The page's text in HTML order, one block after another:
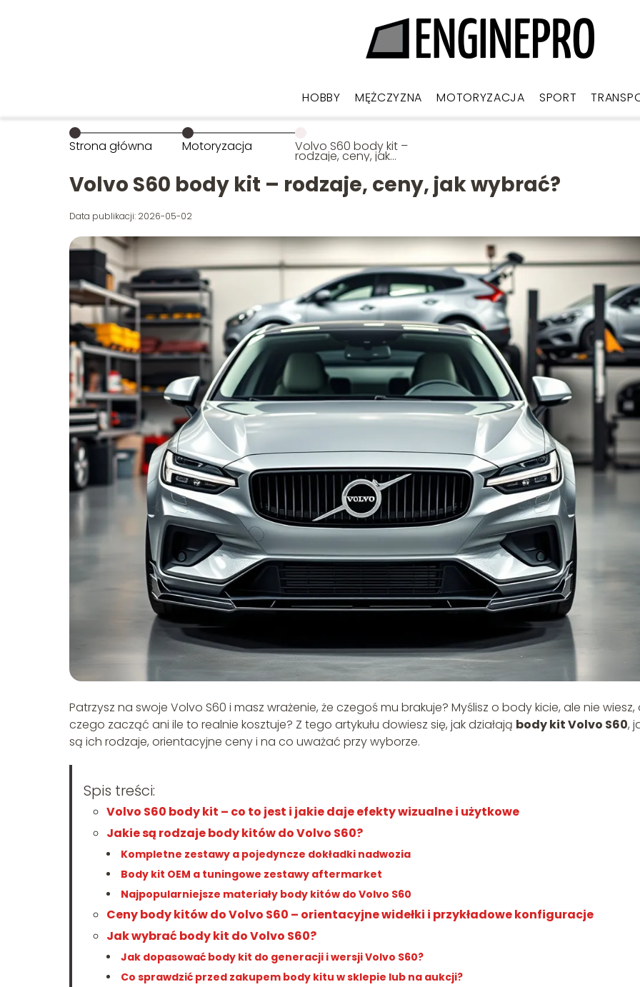
HOBBY MĘŻCZYZNA MOTORYZACJA SPORT
Strona główna Motoryzacja Volvo S60 body kit –
rodzaje, ceny, jak
wybrać?
Volvo S60 body kit – rodzaje, ceny, jak wybrać?
Data publikacji: 2026-05-02
Patrzysz na swoje Volvo S60 i masz wrażenie, że czegoś mu brakuje? Myślisz o body kicie, ale nie wiesz,
czego zacząć ani ile to realnie kosztuje? Z tego artykułu dowiesz się, jak działają body kit Volvo S60,
są ich rodzaje, orientacyjne ceny i na co uważać przy wyborze.
Spis treści:
Volvo S60 body kit – co to jest i jakie daje efekty wizualne i użytkowe
Jakie są rodzaje body kitów do Volvo S60?
Kompletne zestawy a pojedyncze dokładki nadwozia
Body kit OEM a tuningowe zestawy aftermarket
Najpopularniejsze materiały body kitów do Volvo S60
Ceny body kitów do Volvo S60 – orientacyjne widełki i przykładowe konfiguracje
Jak wybrać body kit do Volvo S60?
Jak dopasować body kit do generacji i wersji Volvo S60?
Co sprawdzić przed zakupem body kitu w sklepie lub na aukcji?